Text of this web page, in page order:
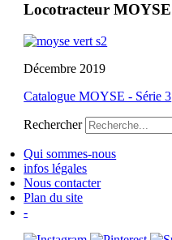
Locotracteur MOYSE
Décembre 2019
Catalogue MOYSE - Série 3
Rechercher
Qui sommes-nous
infos légales
Nous contacter
Plan du site
-